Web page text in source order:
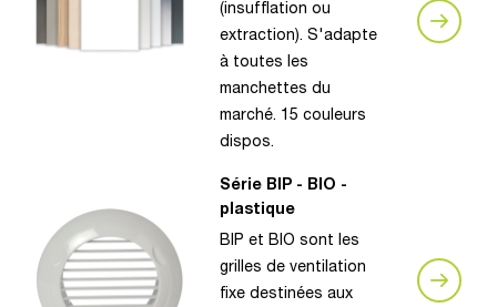
(insufflation ou
extraction). S'adapte
à toutes les
manchettes du
marché. 15 couleurs
dispos.
Série BIP - BIO -
plastique
BIP et BIO sont les
grilles de ventilation
fixe destinées aux